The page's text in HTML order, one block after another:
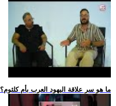
.. ما هو سر علاقة اليهود العرب بأم كلثوم؟